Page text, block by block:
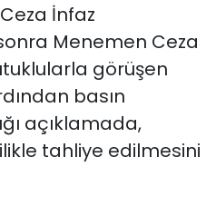
İnfaz
Menemen Ceza
görüşen
basın
açıklamada,
tahliye edilmesini